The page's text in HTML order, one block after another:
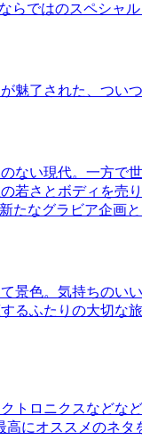
らではのスペシャ
了された、つい
ない現代。一方
若さとボディを
たなグラビア企画と
色。気持ちのい
るふたりの大切な
トロニクスなどな
にオススメのネタ